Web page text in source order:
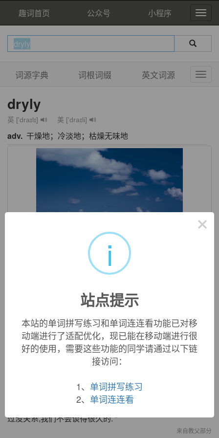
趣词首页 公众号 小程序
词源字典 词根词缀 英文词源
dryly
英 ['draɪlɪ] 美 ['draɪli]
adv. 干燥地；冷淡地；枯燥无味地
1. He spoke little anddryly.
他很少说话,说上几句也是干巴巴的.
来自《简明英汉词典》
2. Jou - Chia laugheddrylyand said, " Oh, so that's it!
柔嘉干笑道: “ 哦, 原来是这个道理!
dryly, " I'm pretty rusty but we won't talk
迈克尔冷静他说: “ 西西里方言我已经荒疏得差不多了,不
过没关系,我们不会谈得很久的. ”
来自教父部分
×
i
站点提示
本站的单词拼写练习和单词连连看功能已对移
动端进行了适配优化，现已能在移动端进行很
好的使用，需要这些功能的同学请通过以下链
接访问：
1、 单词拼写练习
2、 单词连连看